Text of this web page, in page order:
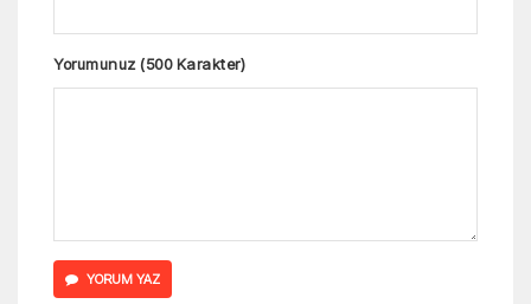
Yorumunuz (500 Karakter)
YORUM YAZ